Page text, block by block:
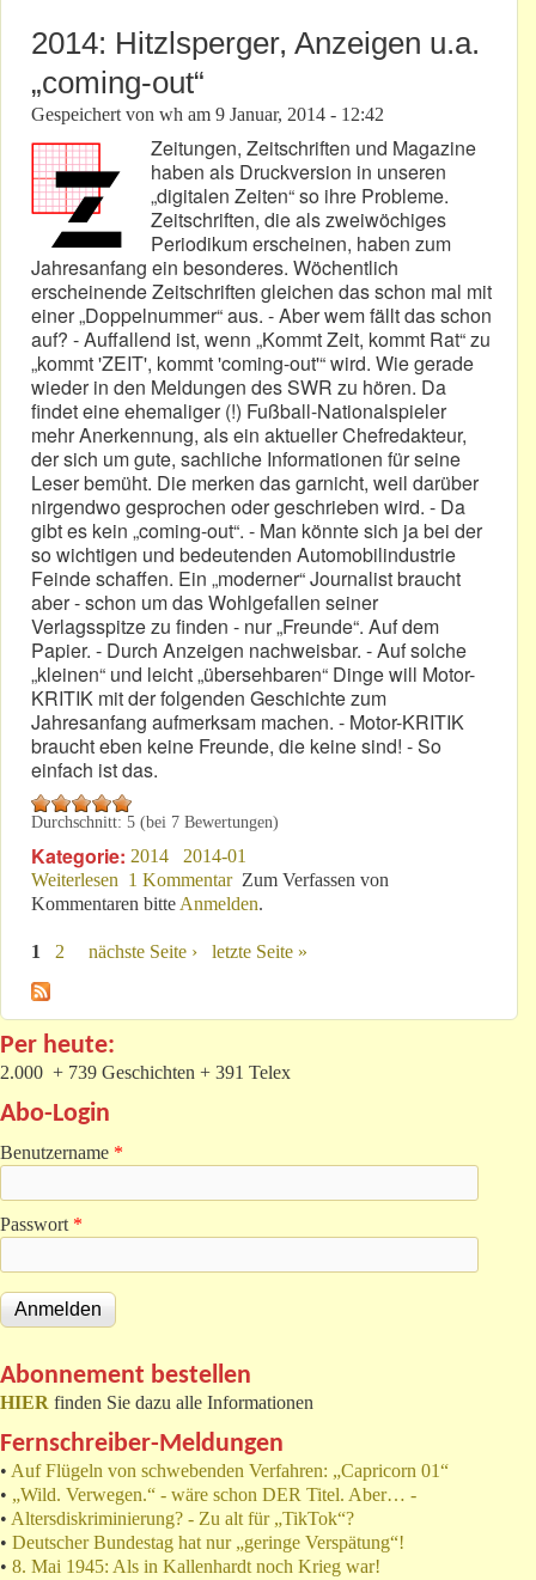
2014: Hitzlsperger, Anzeigen u.a.
„coming-out“
Gespeichert von wh am 9 Januar, 2014 - 12:42
Zeitungen, Zeitschriften und Magazine
haben als Druckversion in unseren
„digitalen Zeiten“ so ihre Probleme.
Zeitschriften, die als zweiwöchiges
Periodikum erscheinen, haben zum
Jahresanfang ein besonderes. Wöchentlich
erscheinende Zeitschriften gleichen das schon mal mit
einer „Doppelnummer“ aus. - Aber wem fällt das schon
auf? - Auffallend ist, wenn „Kommt Zeit, kommt Rat“ zu
„kommt 'ZEIT', kommt 'coming-out'“ wird. Wie gerade
wieder in den Meldungen des SWR zu hören. Da
findet eine ehemaliger (!) Fußball-Nationalspieler
mehr Anerkennung, als ein aktueller Chefredakteur,
der sich um gute, sachliche Informationen für seine
Leser bemüht. Die merken das garnicht, weil darüber
nirgendwo gesprochen oder geschrieben wird. - Da
gibt es kein „coming-out“. - Man könnte sich ja bei der
so wichtigen und bedeutenden Automobilindustrie
Feinde schaffen. Ein „moderner“ Journalist braucht
aber - schon um das Wohlgefallen seiner
Verlagsspitze zu finden - nur „Freunde“. Auf dem
Papier. - Durch Anzeigen nachweisbar. - Auf solche
„kleinen“ und leicht „übersehbaren“ Dinge will Motor-
KRITIK mit der folgenden Geschichte zum
Jahresanfang aufmerksam machen. - Motor-KRITIK
braucht eben keine Freunde, die keine sind! - So
einfach ist das.
Durchschnitt: 5 (bei 7 Bewertungen)
Kategorie: 2014
2014-01
Weiterlesen über 2014: Hitzlsperger, Anzeigen u.a. „coming-out“
1 Kommentar Zum Verfassen von
Kommentaren bitte Anmelden.
Seiten
1 2 nächste Seite › letzte Seite »
Per heute:
2.000 + 739 Geschichten + 391 Telex
Abo-Login
Benutzername *
Passwort *
Abonnement bestellen
HIER finden Sie dazu alle Informationen
Fernschreiber-Meldungen
• Auf Flügeln von schwebenden Verfahren: „Capricorn 01“
• „Wild. Verwegen.“ - wäre schon DER Titel. Aber… -
• Altersdiskriminierung? - Zu alt für „TikTok“?
• Deutscher Bundestag hat nur „geringe Verspätung“!
• 8. Mai 1945: Als in Kallenhardt noch Krieg war!